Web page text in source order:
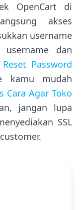
OpenCart di
akses
username
username dan
Reset Password
kamu mudah
Cara Agar Toko
jangan lupa
SSL